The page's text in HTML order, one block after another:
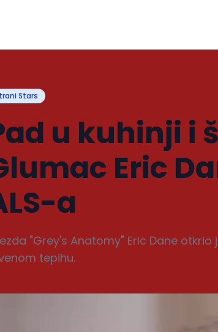
Stars
u kuhinji i
Eric
a
"Grey's Anatomy" Eric Dane
tepihu.